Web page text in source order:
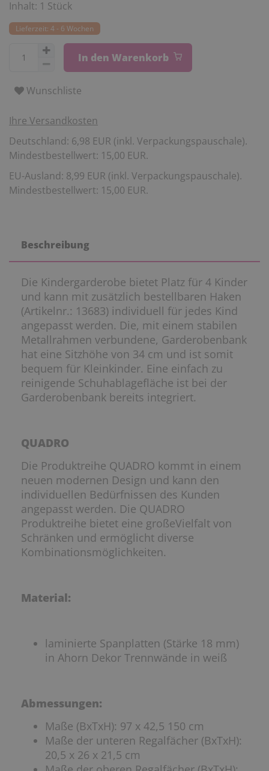
Inhalt: 1 Stück
Lieferzeit: 4 - 6 Wochen
In den Warenkorb
Wunschliste
Ihre Versandkosten
Deutschland: 6,98 EUR (inkl. Verpackungspauschale).
Mindestbestellwert: 15,00 EUR.
EU-Ausland: 8,99 EUR (inkl. Verpackungspauschale).
Mindestbestellwert: 15,00 EUR.
Beschreibung
Die Kindergarderobe bietet Platz für 4 Kinder
und kann mit zusätzlich bestellbaren Haken
(Artikelnr.: 13683) individuell für jedes Kind
angepasst werden. Die, mit einem stabilen
Metallrahmen verbundene, Garderobenbank
hat eine Sitzhöhe von 34 cm und ist somit
bequem für Kleinkinder. Eine einfach zu
reinigende Schuhablagefläche ist bei der
Garderobenbank bereits integriert.
QUADRO
Die Produktreihe QUADRO kommt in einem
neuen modernen Design und kann den
individuellen Bedürfnissen des Kunden
angepasst werden. Die QUADRO
Produktreihe bietet eine großeVielfalt von
Schränken und ermöglicht diverse
Kombinationsmöglichkeiten.
Material:
laminierte Spanplatten (Stärke 18 mm)
in Ahorn Dekor Trennwände in weiß
Abmessungen:
Maße (BxTxH): 97 x 42,5 150 cm
Maße der unteren Regalfächer (BxTxH):
20,5 x 26 x 21,5 cm